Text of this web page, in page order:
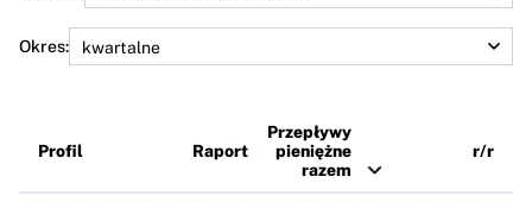
Okres:
Profil Raport
Przepływy
pieniężne
razem
r/r